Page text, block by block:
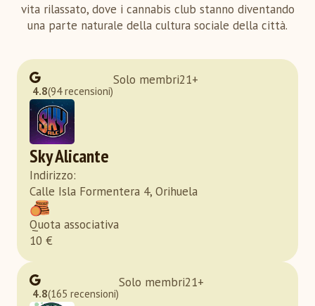
vita rilassato, dove i cannabis club stanno diventando
una parte naturale della cultura sociale della città.
4.8(94 recensioni)
Solo membri21+
Sky Alicante
Indirizzo:
Calle Isla Formentera 4, Orihuela
Quota associativa
10 €
4.8(165 recensioni)
Solo membri21+